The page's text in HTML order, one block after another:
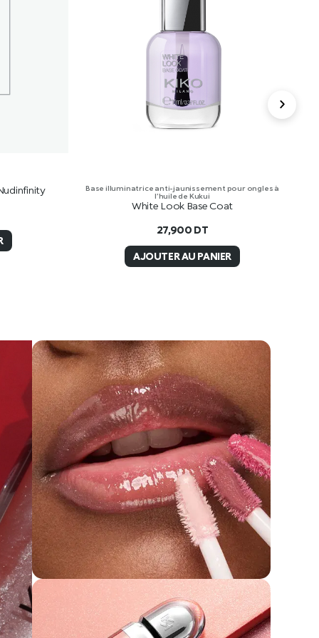
Base illuminatrice anti-jaunissement pour ongles à
l’huile de Kukui
White Look Base Coat
27,900 DT
AJOUTER AU PANIER